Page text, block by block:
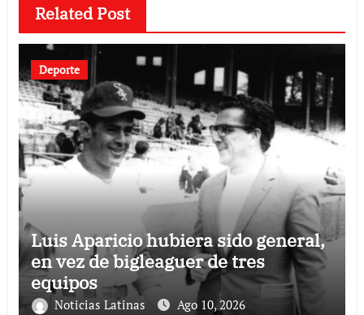
Related Post
Deporte
Luis Aparicio hubiera sido general,
en vez de bigleaguer de tres
equipos
Noticias Latinas Ago 10, 2026